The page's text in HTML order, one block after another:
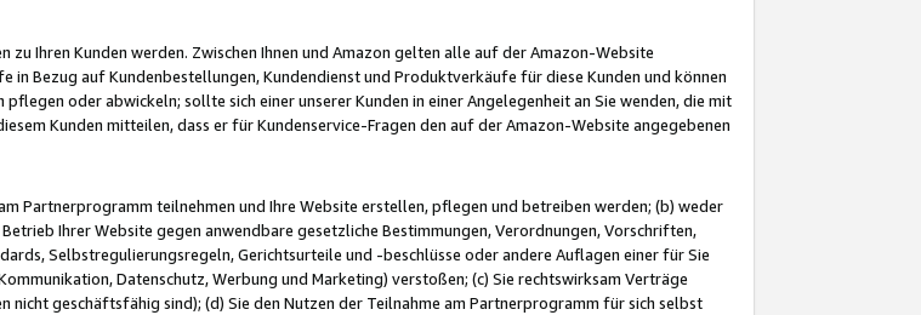
Ihren Kunden werden. Zwischen Ihnen und Amazon gelten alle auf der Amazon-Website
in Bezug auf Kundenbestellungen, Kundendienst und Produktverkäufe für diese Kunden und können
oder abwickeln; sollte sich einer unserer Kunden in einer Angelegenheit an Sie wenden, die mit
Kunden mitteilen, dass er für Kundenservice-Fragen den auf der Amazon-Website angegebenen
Partnerprogramm teilnehmen und Ihre Website erstellen, pflegen und betreiben werden; (b) weder
Ihrer Website gegen anwendbare gesetzliche Bestimmungen, Verordnungen, Vorschriften,
Selbstregulierungsregeln, Gerichtsurteile und -beschlüsse oder andere Auflagen einer für Sie
Datenschutz, Werbung und Marketing) verstoßen; (c) Sie rechtswirksam Verträge
nicht geschäftsfähig sind); (d) Sie den Nutzen der Teilnahme am Partnerprogramm für sich selbst